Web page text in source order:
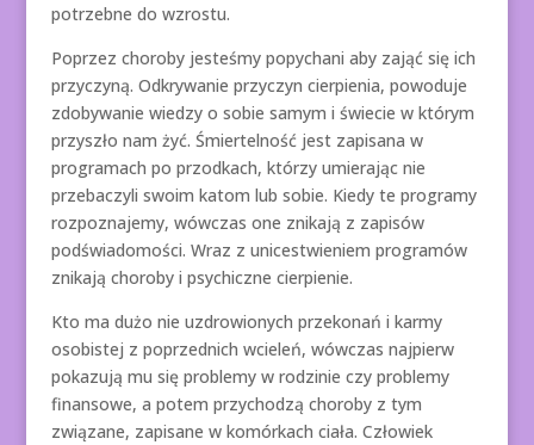
potrzebne do wzrostu.
Poprzez choroby jesteśmy popychani aby zająć się ich
przyczyną. Odkrywanie przyczyn cierpienia, powoduje
zdobywanie wiedzy o sobie samym i świecie w którym
przyszło nam żyć. Śmiertelność jest zapisana w
programach po przodkach, którzy umierając nie
przebaczyli swoim katom lub sobie. Kiedy te programy
rozpoznajemy, wówczas one znikają z zapisów
podświadomości. Wraz z unicestwieniem programów
znikają choroby i psychiczne cierpienie.
Kto ma dużo nie uzdrowionych przekonań i karmy
osobistej z poprzednich wcieleń, wówczas najpierw
pokazują mu się problemy w rodzinie czy problemy
finansowe, a potem przychodzą choroby z tym
związane, zapisane w komórkach ciała. Człowiek